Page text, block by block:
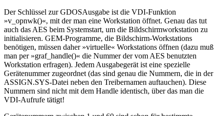
Der Schlüssel zur GDOSAusgabe ist die VDI-Funktion
»v_opnwk()«, mit der man eine Workstation öffnet. Genau das tut
auch das AES beim Systemstart, um die Bildschirmworkstation zu
initialisieren. GEM-Programme, die Bildschirm-Workstations
benötigen, müssen daher »virtuelle« Workstations öffnen (dazu muß
man per »graf_handle()« die Nummer der vom AES benutzten
Workstation erfragen). Jedem Ausgabegerät ist eine spezielle
Gerätenummer zugeordnet (das sind genau die Nummern, die in der
ASSIGN.SYS-Datei neben den Treibernamen auftauchen). Diese
Nummern sind nicht mit dem Handle identisch, über das man die
VDI-Aufrufe tätigt!